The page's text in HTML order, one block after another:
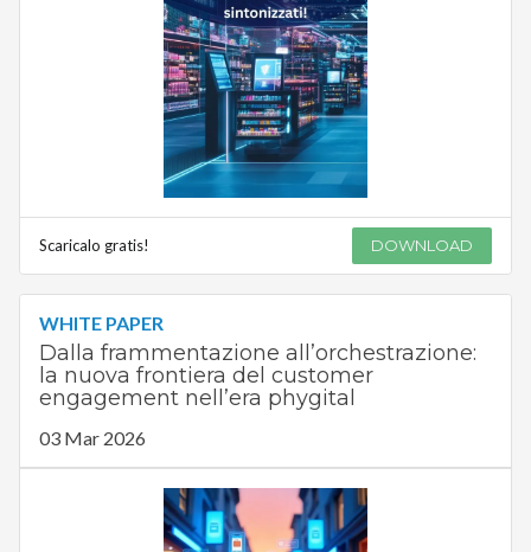
Scaricalo gratis! DOWNLOAD
WHITE PAPER
Dalla frammentazione all’orchestrazione:
la nuova frontiera del customer
engagement nell’era phygital
03 Mar 2026